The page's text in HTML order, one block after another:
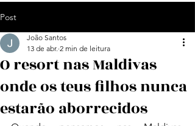
Post
O resort nas Maldivas
onde os teus filhos nunca
estarão aborrecidos
João Santos
13 de abr. 2 min de leitura